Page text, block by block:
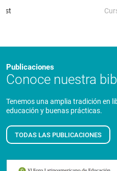
Publicaciones
Conoce nuestra
Tenemos una amplia tradición en
educación y buenas prácticas.
TODAS LAS PUBLICACIONES